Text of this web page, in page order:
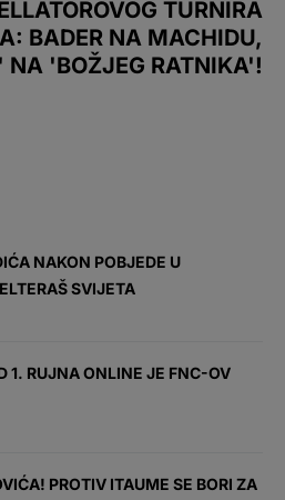
TURNIRA
BADER NA MACHIDU,
NA 'BOŽJEG RATNIKA'!
NAKON POBJEDE U
SVIJETA
1. RUJNA ONLINE JE FNC-OV
PROTIV ITAUME SE BORI ZA